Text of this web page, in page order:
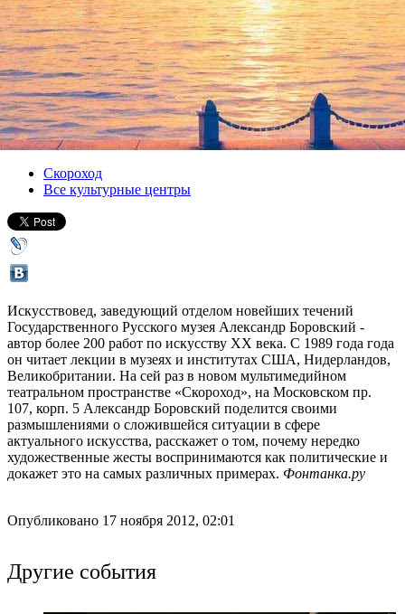
Лекция «О политизации
современного искусства»
20 ноября 2012, вторник,20.00
Версия для печати
Все лекции
Скороход
Все культурные центры
Искусствовед, заведующий отделом новейших течений
Государственного Русского музея Александр Боровский -
автор более 200 работ по искусству ХХ века. С 1989 года года
он читает лекции в музеях и институтах США, Нидерландов,
Великобритании. На сей раз в новом мультимедийном
театральном пространстве «Скороход», на Московском пр.
107, корп. 5 Александр Боровский поделится своими
размышлениями о сложившейся ситуации в сфере
актуального искусства, расскажет о том, почему нередко
художественные жесты воспринимаются как политические и
докажет это на самых различных примерах. Фонтанка.ру
Опубликовано 17 ноября 2012, 02:01
Другие события